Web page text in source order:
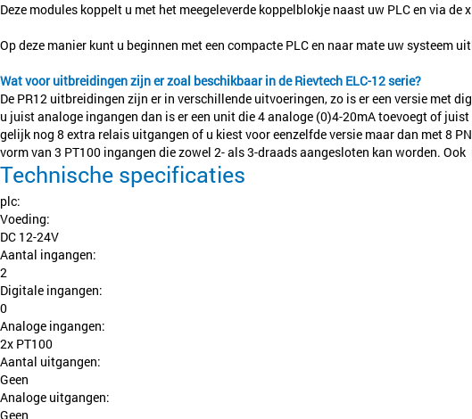
Deze modules koppelt u met het meegeleverde koppelblokje naast uw PLC en via
Op deze manier kunt u beginnen met een compacte PLC en naar mate uw
Wat voor uitbreidingen zijn er zoal beschikbaar in de Rievtech ELC-12 serie?
De PR12 uitbreidingen zijn er in verschillende uitvoeringen, zo is er een versie met
u juist analoge ingangen dan is er een unit die 4 analoge (0)4-20mA toevoegt of
gelijk nog 8 extra relais uitgangen of u kiest voor eenzelfde versie maar dan met 8
vorm van 3 PT100 ingangen die zowel 2- als 3-draads aangesloten kan worden. Ook
Technische specificaties
plc:
Voeding:
DC 12-24V
Aantal ingangen:
2
Digitale ingangen:
0
Analoge ingangen:
2x PT100
Aantal uitgangen:
Geen
Analoge uitgangen:
Geen